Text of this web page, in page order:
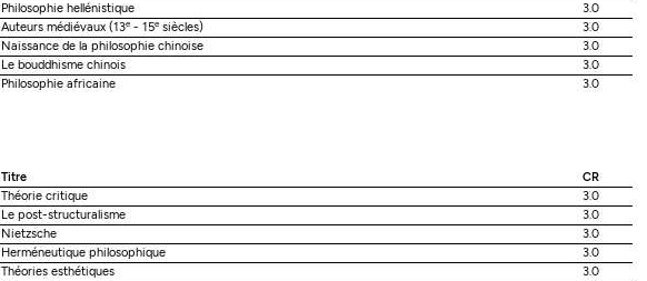
Philosophie hellénistique
3.0
Auteurs médiévaux (13e- 15esiècles)
3.0
Naissance de la philosophie chinoise
3.0
Le bouddhisme chinois
3.0
Philosophie africaine 3.0
Titre
CR
Théorie critique
3.0
Le post-structuralisme
3.0
Nietzsche
3.0
Herméneutique philosophique
3.0
Théories esthétiques
3.0